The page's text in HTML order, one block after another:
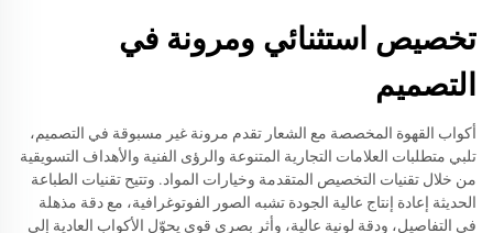
تخصيص استثنائي ومرونة في
التصميم
أكواب القهوة المخصصة مع الشعار تقدم مرونة غير مسبوقة في التصميم،
تلبي متطلبات العلامات التجارية المتنوعة والرؤى الفنية والأهداف التسويقية
من خلال تقنيات التخصيص المتقدمة وخيارات المواد. وتتيح تقنيات الطباعة
الحديثة إعادة إنتاج عالية الجودة تشبه الصور الفوتوغرافية، مع دقة مذهلة
في التفاصيل، ودقة لونية عالية، وأثر بصري قوي يحوّل الأكواب العادية إلى